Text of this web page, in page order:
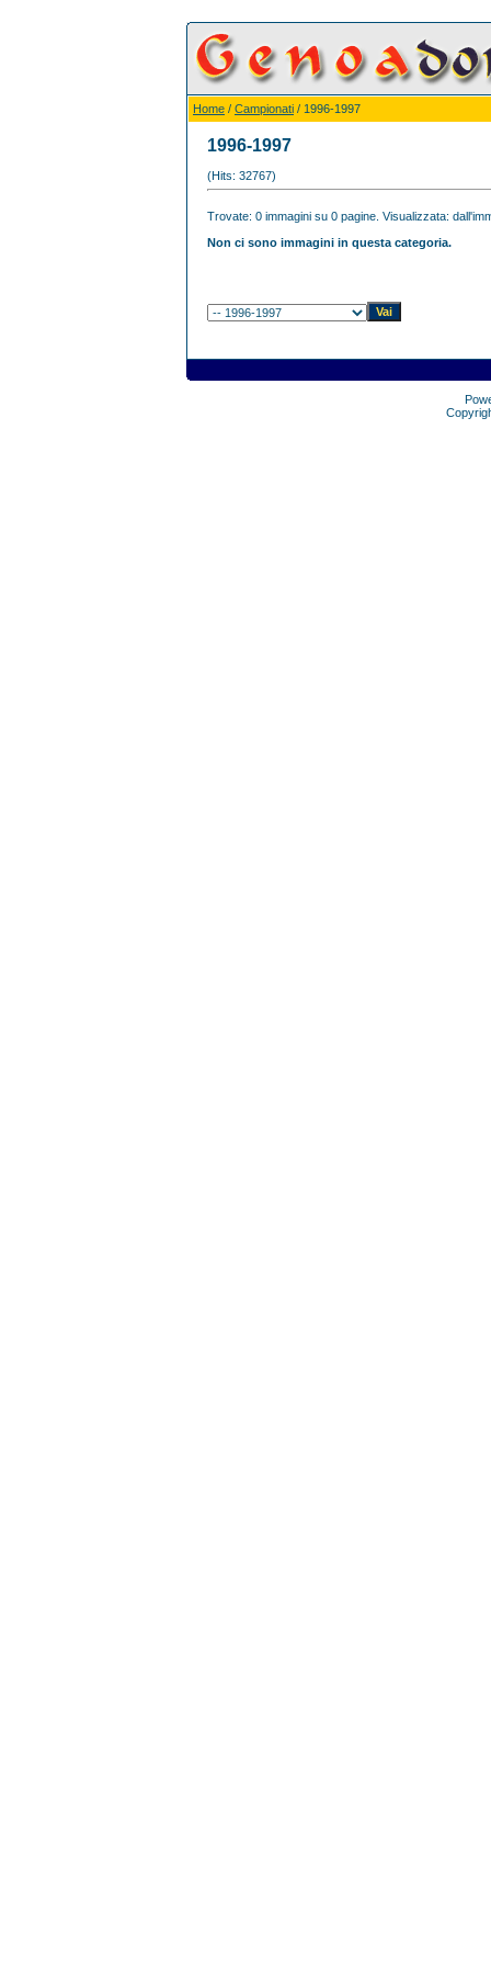
Home / Campionati / 1996-1997
1996-1997
(Hits: 32767)
Trovate: 0 immagini su 0 pagine. Visualizzata:
Non ci sono immagini in questa categoria.